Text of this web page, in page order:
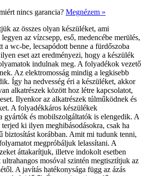
nincs garancia? Megnézem »
az összes olyan készüléket, ami
az vízcsepp, eső, medencébe merülés,
a wc-be, lecsapódott benne a fürdőszoba
eset azt eredményezi, hogy a készülék
indulnak meg. A folyadékok vezető
Az elektromosság mindig a legkisebb
Így ha nedvesség éri a készüléket, akkor
alkatrészek között hoz létre kapcsolatot,
Ilyenkor az alkatrészek túlműködnek és
A folyadékkáros készülékek
gyártók és mobilszolgáltatók is elengedik. A
ki ilyen meghibásodásokra, csak ha
biztosítást korábban. Amit mi tudunk tenni,
megpróbáljuk lelassítani. A
áttakarítjuk, illetve indokolt esetben
mosóval szintén megtisztítjuk az
A javítás hatékonysága függ az ázás